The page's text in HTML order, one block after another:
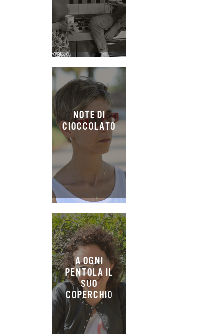
NOTE DI
CIOCCOLATO
A OGNI
PENTOLA IL
SUO
COPERCHIO